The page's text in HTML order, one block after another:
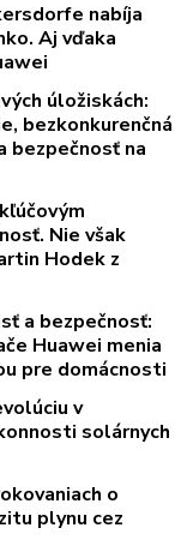
nabíja
Aj vďaka
úložiskách:
bezkonkurenčná
bezpečnosť na
Nie však
Hodek z
a bezpečnosť:
Huawei menia
pre domácnosti
v
solárnych
o
plynu cez